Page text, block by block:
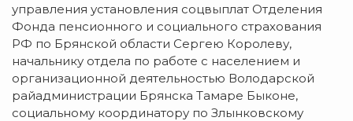
управления установления соцвыплат Отделения
Фонда пенсионного и социального страхования
РФ по Брянской области Сергею Королеву,
начальнику отдела по работе с населением и
организационной деятельностью Володарской
райадминистрации Брянска Тамаре Быконе,
социальному координатору по Злынковскому